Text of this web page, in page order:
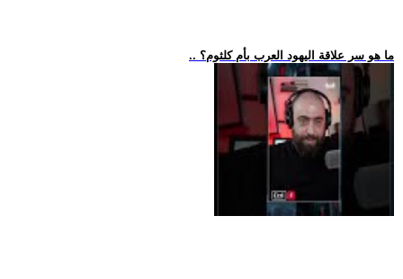
.. ما هو سر علاقة اليهود العرب بأم كلثوم؟